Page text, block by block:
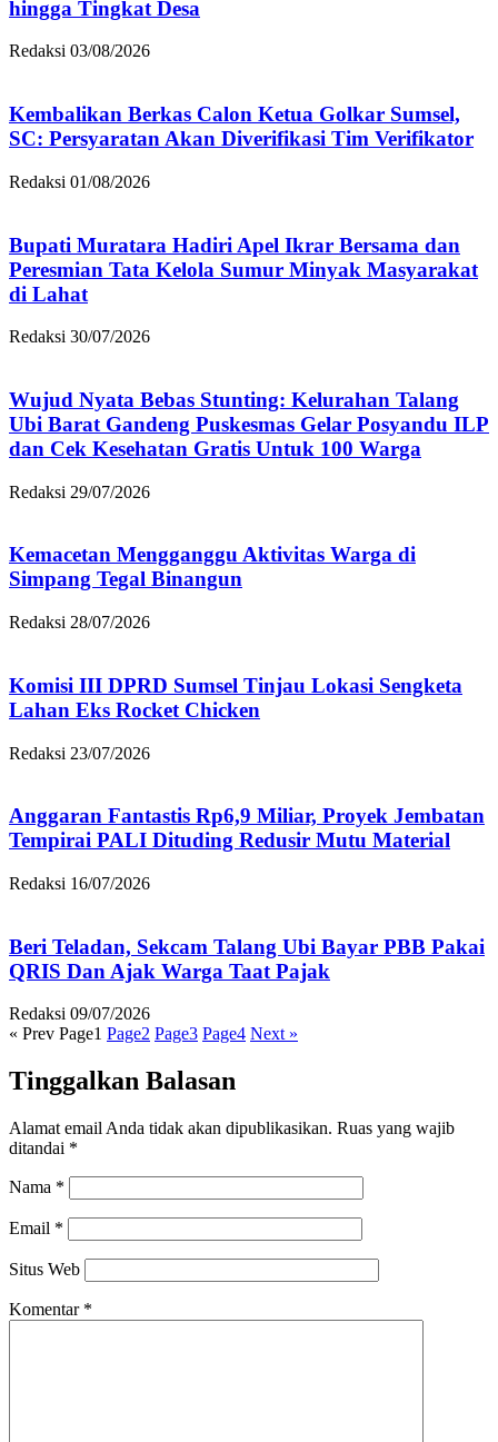
hingga Tingkat Desa
Redaksi 03/08/2026
Kembalikan Berkas Calon Ketua Golkar Sumsel,
SC: Persyaratan Akan Diverifikasi Tim Verifikator
Redaksi 01/08/2026
Bupati Muratara Hadiri Apel Ikrar Bersama dan
Peresmian Tata Kelola Sumur Minyak Masyarakat
di Lahat
Redaksi 30/07/2026
Wujud Nyata Bebas Stunting: Kelurahan Talang
Ubi Barat Gandeng Puskesmas Gelar Posyandu ILP
dan Cek Kesehatan Gratis Untuk 100 Warga
Redaksi 29/07/2026
Kemacetan Mengganggu Aktivitas Warga di
Simpang Tegal Binangun
Redaksi 28/07/2026
Komisi III DPRD Sumsel Tinjau Lokasi Sengketa
Lahan Eks Rocket Chicken
Redaksi 23/07/2026
Anggaran Fantastis Rp6,9 Miliar, Proyek Jembatan
Tempirai PALI Dituding Redusir Mutu Material
Redaksi 16/07/2026
Beri Teladan, Sekcam Talang Ubi Bayar PBB Pakai
QRIS Dan Ajak Warga Taat Pajak
Redaksi 09/07/2026
« Prev Page1 Page2 Page3 Page4 Next »
Tinggalkan Balasan
Alamat email Anda tidak akan dipublikasikan. Ruas yang wajib
ditandai *
Nama *
Email *
Situs Web
Komentar *